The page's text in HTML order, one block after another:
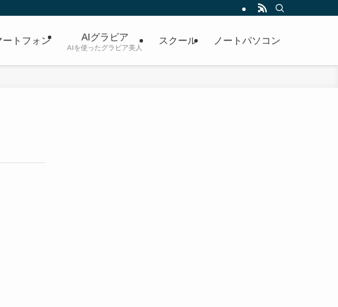
ートフォン AIグラビア
AIを使ったグラビア美人
スクール ノートパソコン